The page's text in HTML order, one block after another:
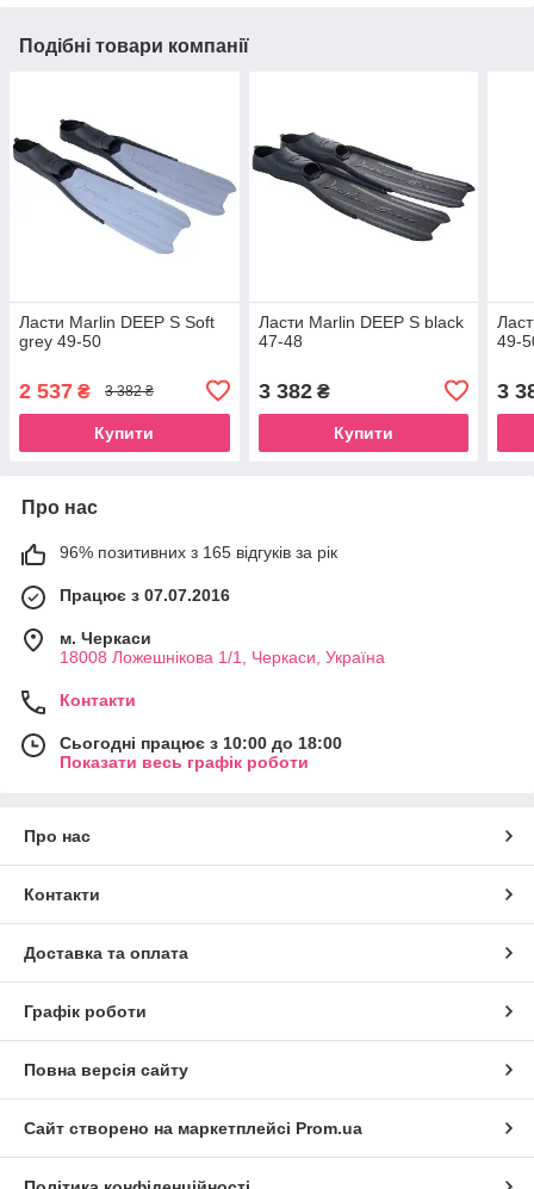
Подібні товари компанії
Ласти Marlin DEEP S Soft
grey 49-50
2 537 ₴ 3 382 ₴
Купити
Ласти Marlin DEEP S black
47-48
3 382₴
Купити
49-
3
Про нас
96% позитивних з 165 відгуків за рік
Працює з 07.07.2016
м. Черкаси
18008 Ложешнікова 1/1, Черкаси, Україна
Контакти
Сьогодні працює з 10:00 до 18:00
Показати весь графік роботи
Про нас
Контакти
Доставка та оплата
Графік роботи
Повна версія сайту
Сайт створено на маркетплейсі Prom.ua